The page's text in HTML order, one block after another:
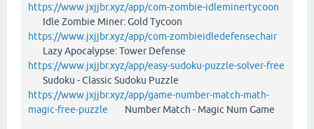
https://www.jxjjbr.xyz/app/com-zombie-idleminertycoon
Idle Zombie Miner: Gold Tycoon
https://www.jxjjbr.xyz/app/com-zombieidledefensechair
Lazy Apocalypse: Tower Defense
https://www.jxjjbr.xyz/app/easy-sudoku-puzzle-solver-free
Sudoku - Classic Sudoku Puzzle
https://www.jxjjbr.xyz/app/game-number-match-math-
magic-free-puzzle Number Match - Magic Num Game